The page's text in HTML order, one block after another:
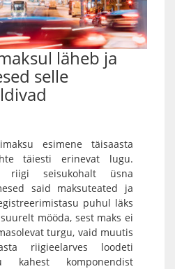
läheb ja
selle
esimene täisaasta
täiesti erinevat lugu.
riigi seisukohalt üsna
said maksuteated ja
puhul läks
mööda, sest maks ei
turgu, vaid muutis
riigieelarves loodeti
kahest komponendist